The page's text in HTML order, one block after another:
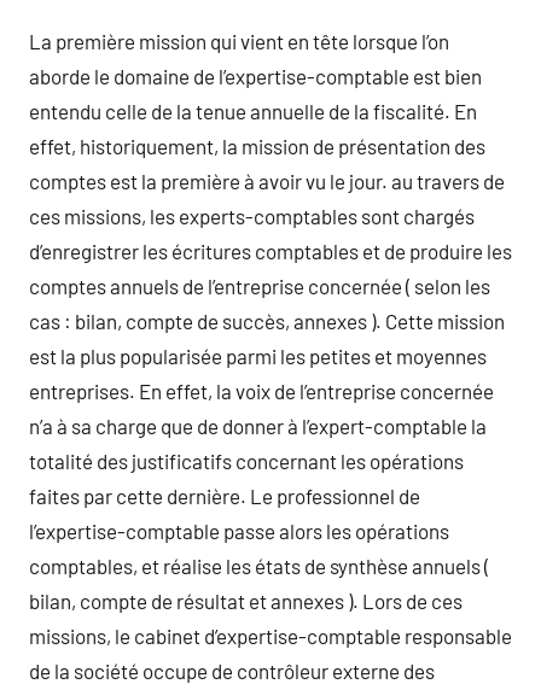
La première mission qui vient en tête lorsque l’on
aborde le domaine de l’expertise-comptable est bien
entendu celle de la tenue annuelle de la fiscalité. En
effet, historiquement, la mission de présentation des
comptes est la première à avoir vu le jour. au travers de
ces missions, les experts-comptables sont chargés
d’enregistrer les écritures comptables et de produire les
comptes annuels de l’entreprise concernée ( selon les
cas : bilan, compte de succès, annexes ). Cette mission
est la plus popularisée parmi les petites et moyennes
entreprises. En effet, la voix de l’entreprise concernée
n’a à sa charge que de donner à l’expert-comptable la
totalité des justificatifs concernant les opérations
faites par cette dernière. Le professionnel de
l’expertise-comptable passe alors les opérations
comptables, et réalise les états de synthèse annuels (
bilan, compte de résultat et annexes ). Lors de ces
missions, le cabinet d’expertise-comptable responsable
de la société occupe de contrôleur externe des